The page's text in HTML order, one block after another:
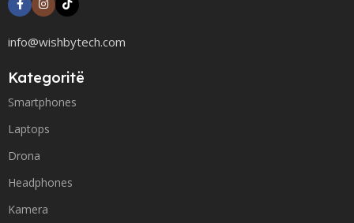
info@wishbytech.com
Kategoritë
Smartphones
Laptops
Drona
Headphones
Kamera